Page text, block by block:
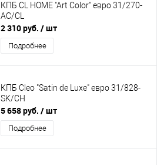
КПБ CL HOME "Art Color" евро 31/270-
AC/CL
2 310 руб. / шт
Подробнее
КПБ Cleo "Satin de Luxe" евро 31/828-
SK/CH
5 658 руб. / шт
Подробнее